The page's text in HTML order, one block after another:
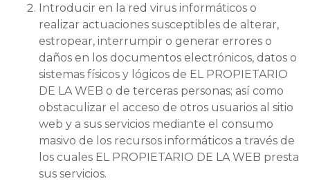
Introducir en la red virus informáticos o
realizar actuaciones susceptibles de alterar,
estropear, interrumpir o generar errores o
daños en los documentos electrónicos, datos o
sistemas físicos y lógicos de EL PROPIETARIO
DE LA WEB o de terceras personas; así como
obstaculizar el acceso de otros usuarios al sitio
web y a sus servicios mediante el consumo
masivo de los recursos informáticos a través de
los cuales EL PROPIETARIO DE LA WEB presta
sus servicios.